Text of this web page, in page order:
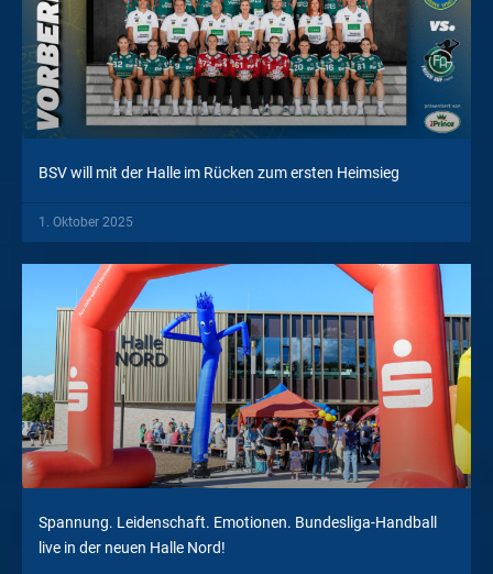
BSV will mit der Halle im Rücken zum ersten Heimsieg
1. Oktober 2025
Spannung. Leidenschaft. Emotionen. Bundesliga-Handball
live in der neuen Halle Nord!